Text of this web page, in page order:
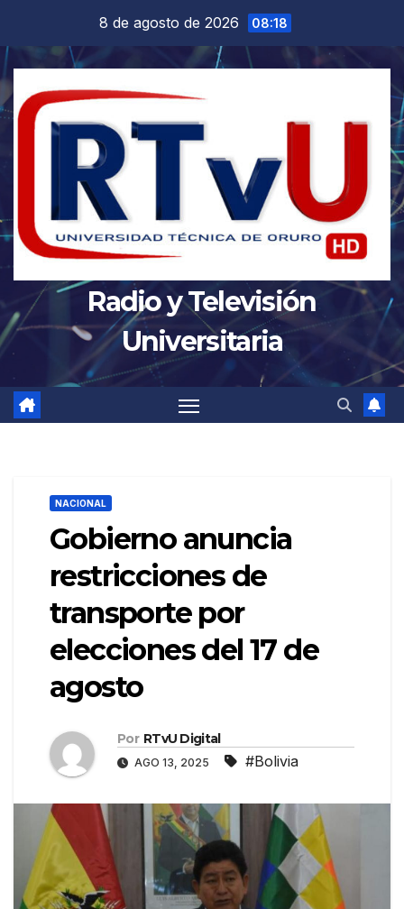
contenido
8 de agosto de 2026 08:18
Radio y Televisión
Universitaria
NACIONAL
Gobierno anuncia
restricciones de
transporte por
elecciones del 17 de
agosto
Por RTvU Digital
AGO 13, 2025 #Bolivia